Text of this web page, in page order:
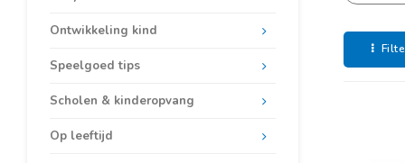
Ontwikkeling kind
Speelgoed tips
Scholen & kinderopvang
Op leeftijd
plek dus